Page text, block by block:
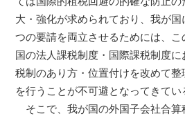
大・強化が求められており、我が
つの要請を両立させるためには、
国の法人課税制度・国際課税制度
税制のあり方・位置付けを改めて
を行うことが不可避となってきてい
そこで、我が国の外国子会社合算